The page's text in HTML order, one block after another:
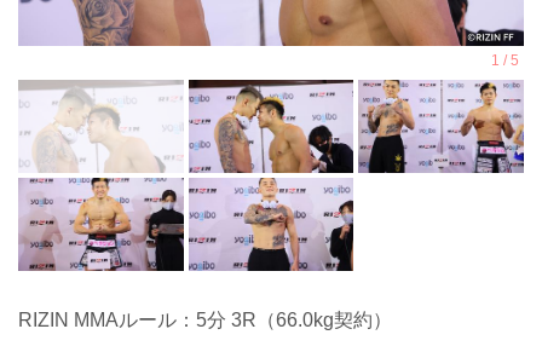
RIZIN MMAルール：5分 3R（66.0kg契約）